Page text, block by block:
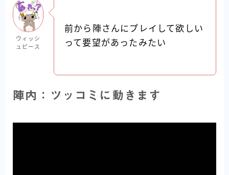
ウィッシ
ュピース
前から陣さんにプレイして欲しい
って要望があったみたい
陣内：ツッコミに動きます